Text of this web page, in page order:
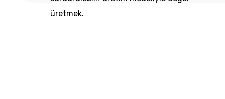
üretmek.